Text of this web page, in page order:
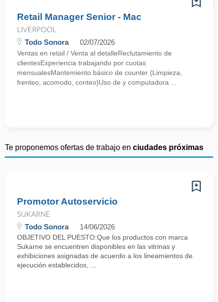
Retail Manager Senior - Mac
LIVERPOOL
Todo Sonora 02/07/2026
Ventas en retail / Venta al detalleReclutamiento de
clientesExperiencia trabajando por cuotas
mensualesMantemiento básico de counter (Limpieza,
frenteo, acomodo, conteo)Uso de y computadora ...
Te proponemos ofertas de trabajo en ciudades próximas
Promotor Autoservicio
SUKARNE
Todo Sonora 14/06/2026
OBJETIVO DEL PUESTO:Que los productos con marca
Sukarne se encuentren disponibles en las vitrinas y
exhibiciones asignadas de acuerdo a los lineamientos de
ejecución establecidos, ...